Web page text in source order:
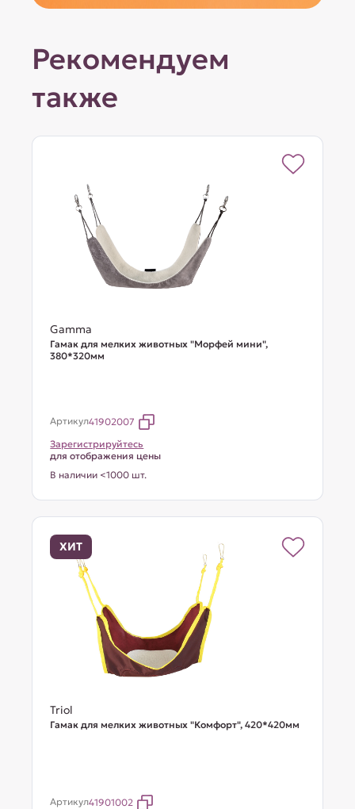
Рекомендуем
также
Gamma
Гамак для мелких животных "Морфей мини",
380*320мм
Артикул41902007
Зарегистрируйтесь
для отображения цены
В наличии <1000 шт.
ХИТ
Triol
Гамак для мелких животных "Комфорт", 420*420мм
Артикул41901002